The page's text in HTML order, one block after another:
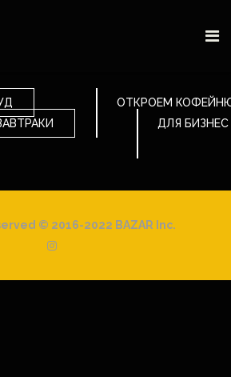
ОТКРОЕМ
ДЛЯ БИЗНЕС
© 2016-2022 BAZAR Inc.